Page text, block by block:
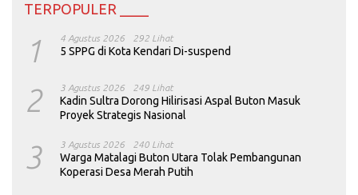
TERPOPULER ____
1 4 Agustus 2026 292 Lihat
5 SPPG di Kota Kendari Di-suspend
2 3 Agustus 2026 249 Lihat
Kadin Sultra Dorong Hilirisasi Aspal Buton Masuk
Proyek Strategis Nasional
3 3 Agustus 2026 240 Lihat
Warga Matalagi Buton Utara Tolak Pembangunan
Koperasi Desa Merah Putih